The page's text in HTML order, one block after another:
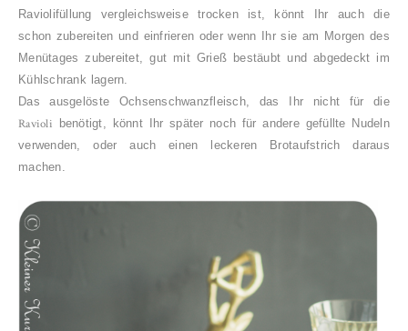
Raviolifüllung vergleichsweise trocken ist, könnt Ihr auch die
schon zubereiten und einfrieren oder wenn Ihr sie am Morgen des
Menütages zubereitet, gut mit Grieß bestäubt und abgedeckt im
Kühlschrank lagern.
Das ausgelöste Ochsenschwanzfleisch, das Ihr nicht für die
Ravioli benötigt, könnt Ihr später noch für andere gefüllte Nudeln
verwenden, oder auch einen leckeren Brotaufstrich daraus
machen.